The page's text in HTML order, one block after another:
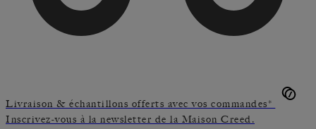
Livraison & échantillons offerts avec vos commandes*
Inscrivez-vous à la newsletter de la Maison Creed.